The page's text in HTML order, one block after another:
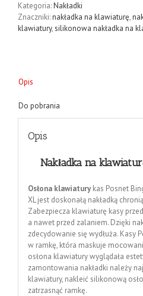
Kategoria:Nakładki
Znaczniki:nakładka na klawiaturę,
klawiatury,silikonowa nakładka na
Opis
Do pobrania
Opis
Nakładka na
Osłona klawiaturykas Posnet
XL jest doskonałą nakładką
Zabezpiecza klawiaturę kasy
a nawet przed zalaniem. Dzięki
zdecydowanie się wydłuża. Kasy
w ramkę, która maskuje
osłona klawiatury wyglądała
zamontowania nakładki należy
klawiatury, nakleić silikonową
zatrzasnąć ramkę.